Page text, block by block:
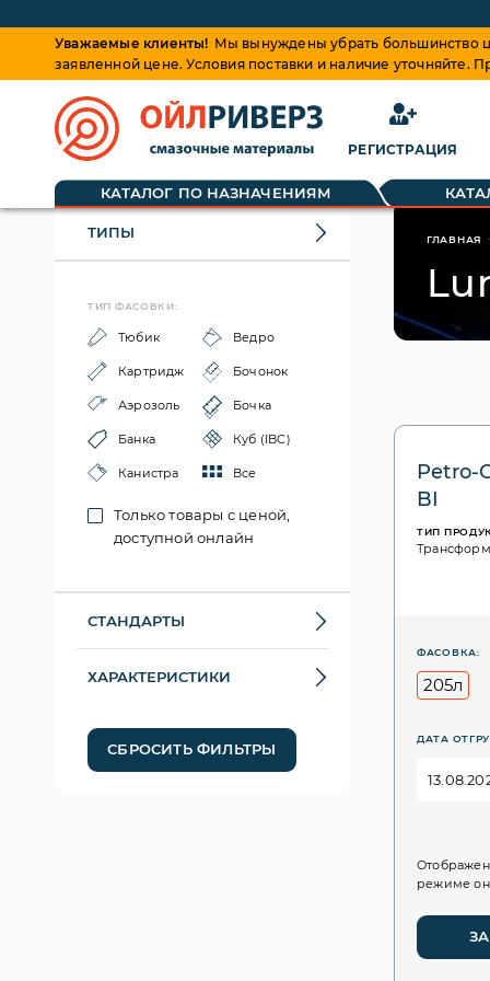
Уважаемые клиенты! Мы вынуждены убрать большинство
заявленной цене. Условия поставки и наличие
РЕГИСТРАЦИЯ
КАТАЛОГ ПО НАЗНАЧЕНИЯМ
ТИПЫ
ТИП ФАСОВКИ:
Тюбик Ведро
Картридж Бочонок
Аэрозоль Бочка
Банка Куб (IBC)
Канистра Все
Только товары с ценой,
доступной онлайн
СТАНДАРТЫ
ХАРАКТЕРИСТИКИ
СБРОСИТЬ ФИЛЬТРЫ
ГЛАВНАЯ
Petro-
BI
ТИП
ФАСОВКА:
205л
ДАТА
режиме